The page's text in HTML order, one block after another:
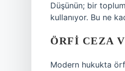
Düşünün; bir
kullanıyor. Bu ne
ÖRFI CEZA
Modern hukukta